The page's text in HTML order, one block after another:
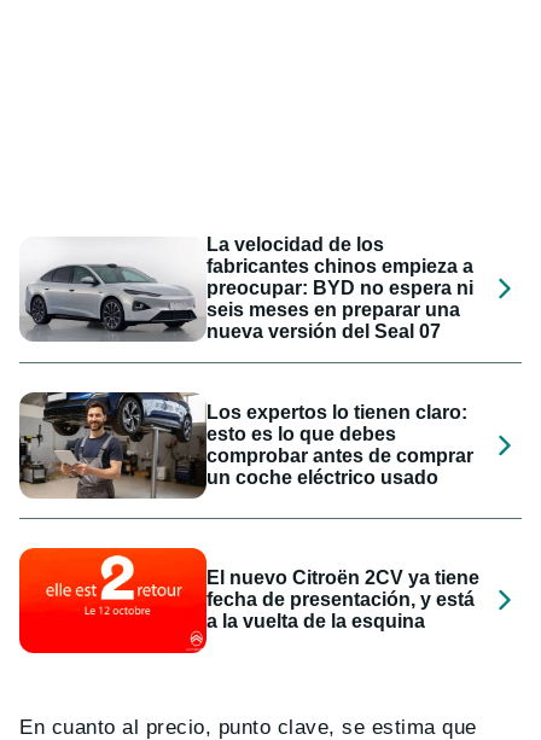
La velocidad de los
fabricantes chinos empieza a
preocupar: BYD no espera ni
seis meses en preparar una
nueva versión del Seal 07
Los expertos lo tienen claro:
esto es lo que debes
comprobar antes de comprar
un coche eléctrico usado
El nuevo Citroën 2CV ya tiene
fecha de presentación, y está
a la vuelta de la esquina
En cuanto al precio, punto clave, se estima que